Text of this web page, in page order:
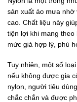
sản xuất áo mưa nhờ
cao. Chất liệu này
tiện lợi khi mang
mức giá hợp lý, phù
Tuy nhiên, một số
nếu không được gia
nylon, người tiêu
chắc chắn và được